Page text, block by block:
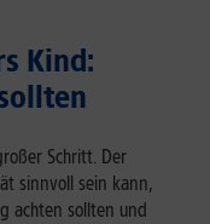
Kind:
Schritt. Der
sinnvoll sein kann,
achten sollten und